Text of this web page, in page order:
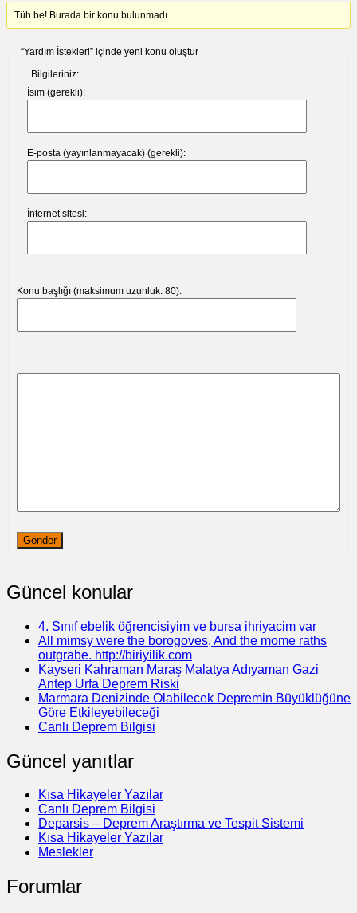
Tüh be! Burada bir konu bulunmadı.
“Yardım İstekleri” içinde yeni konu oluştur
Bilgileriniz:
İsim (gerekli):
E-posta (yayınlanmayacak) (gerekli):
İnternet sitesi:
Konu başlığı (maksimum uzunluk: 80):
Gönder
Güncel konular
4. Sınıf ebelik öğrencisiyim ve bursa ihriyacim var
All mimsy were the borogoves, And the mome raths
outgrabe. http://biriyilik.com
Kayseri Kahraman Maraş Malatya Adıyaman Gazi
Antep Urfa Deprem Riski
Marmara Denizinde Olabilecek Depremin Büyüklüğüne
Göre Etkileyebileceği
Canlı Deprem Bilgisi
Güncel yanıtlar
Kısa Hikayeler Yazılar
Canlı Deprem Bilgisi
Deparsis – Deprem Araştırma ve Tespit Sistemi
Kısa Hikayeler Yazılar
Meslekler
Forumlar